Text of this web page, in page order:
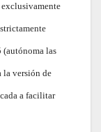
exclusivamente
(autónoma las
la versión de
a facilitar